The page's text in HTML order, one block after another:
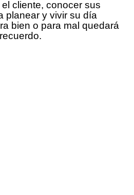
cliente, conocer sus
planear y vivir su día
bien o para mal quedará